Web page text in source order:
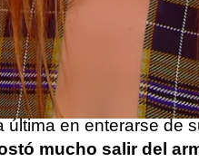
de moda, que ha
fue para la reina
que dice adiós al
última en enterarse de
mucho salir del